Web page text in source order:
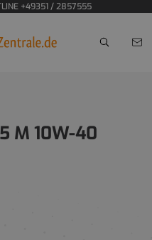
+49351 / 2857555
M 10W-40